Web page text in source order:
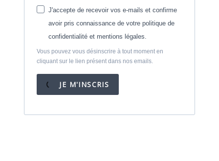
J'accepte de recevoir vos e-mails et confirme
avoir pris connaissance de votre politique de
confidentialité et mentions légales.
Vous pouvez vous désinscrire à tout moment en
cliquant sur le lien présent dans nos emails.
JE M'INSCRIS